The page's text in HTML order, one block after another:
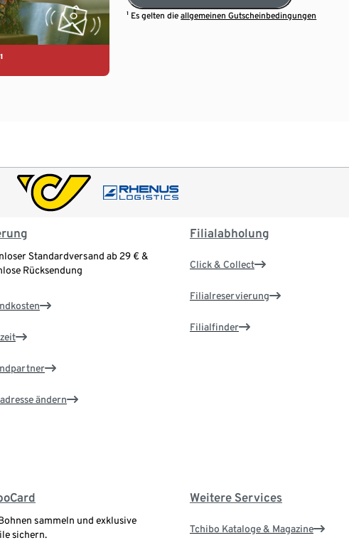
¹ Es gelten dieallgemeinen Gutscheinbedingungen
Standardversand ab 29 € &
Rücksendung
ändern
Filialabholung
Click & Collect
Filialreservierung
Filialfinder
sammeln und exklusive
sichern.
Weitere Services
Tchibo Kataloge & Magazine